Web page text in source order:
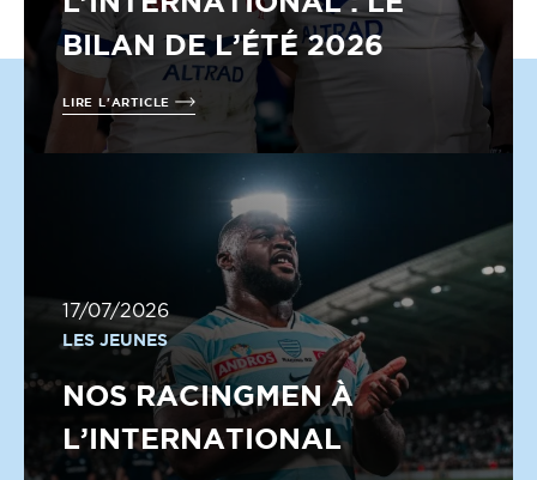
BILAN DE L’ÉTÉ 2026
LIRE L'ARTICLE
17/07/2026
LES JEUNES
NOS RACINGMEN À
L’INTERNATIONAL